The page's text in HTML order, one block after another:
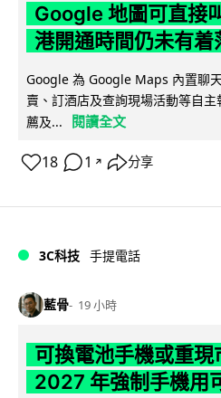
Google 地圖可直
港開通時間仍未有着
Google 為 Google Maps 內置聊
賣、訂酒店及查詢現場活動等自
薦及...
閱讀全文
18 1 ↗ 分享
3C科技 手提電話
藍骨 19 小時
可換電池手機或重
2027 年強制手機用